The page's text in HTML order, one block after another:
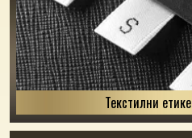
Текстилни